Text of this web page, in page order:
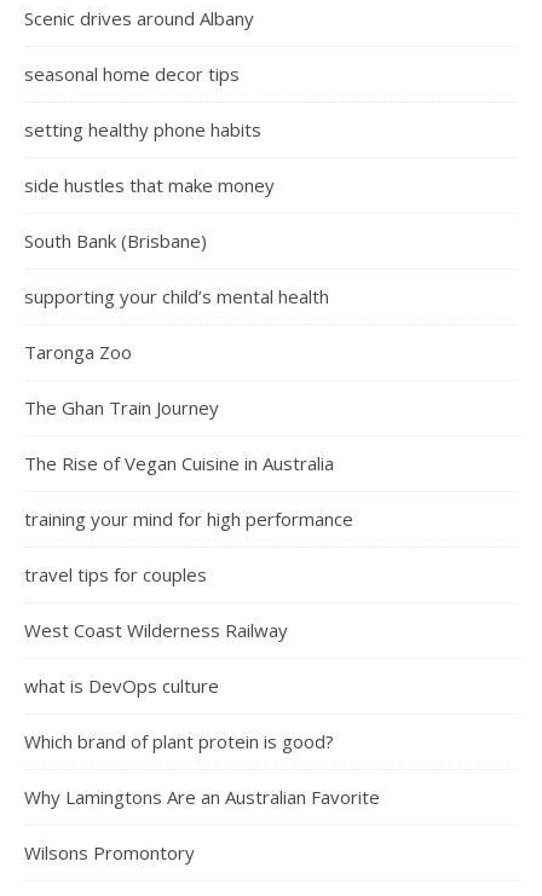
Scenic drives around Albany
seasonal home decor tips
setting healthy phone habits
side hustles that make money
South Bank (Brisbane)
supporting your child’s mental health
Taronga Zoo
The Ghan Train Journey
The Rise of Vegan Cuisine in Australia
training your mind for high performance
travel tips for couples
West Coast Wilderness Railway
what is DevOps culture
Which brand of plant protein is good?
Why Lamingtons Are an Australian Favorite
Wilsons Promontory